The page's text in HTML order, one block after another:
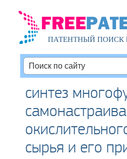
ПАТЕНТНЫЙ ПОИСК
синтез
сырья и его